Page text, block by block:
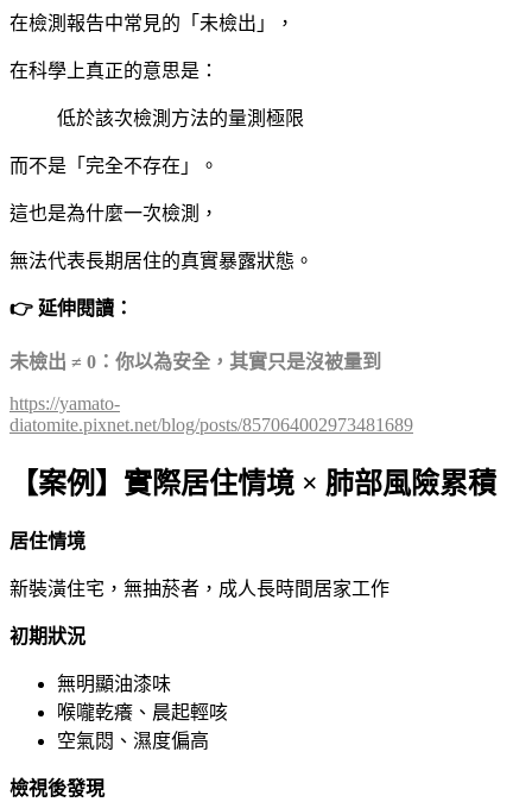
在檢測報告中常見的「未檢出」，
在科學上真正的意思是：
低於該次檢測方法的量測極限
而不是「完全不存在」。
這也是為什麼一次檢測，
無法代表長期居住的真實暴露狀態。
👉 延伸閱讀：
未檢出 ≠ 0：你以為安全，其實只是沒被量到
https://yamato-
diatomite.pixnet.net/blog/posts/857064002973481689
【案例】實際居住情境 × 肺部風險累積
居住情境
新裝潢住宅，無抽菸者，成人長時間居家工作
初期狀況
無明顯油漆味
喉嚨乾癢、晨起輕咳
空氣悶、濕度偏高
檢視後發現